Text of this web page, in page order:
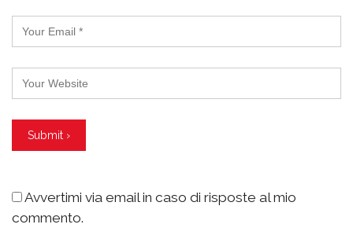
Avvertimi via email in caso di risposte al mio
commento.